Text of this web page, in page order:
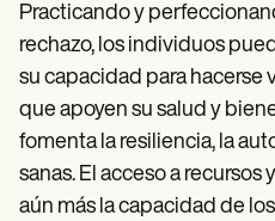
Practicando y
rechazo, los individuos
su capacidad para hacerse
que apoyen su salud y
fomenta la resiliencia, la
sanas. El acceso a
aún más la capacidad de